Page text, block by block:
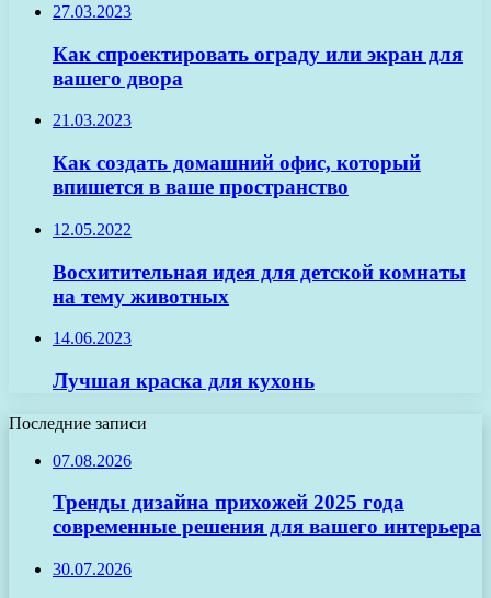
27.03.2023
Как спроектировать ограду или экран для
вашего двора
21.03.2023
Как создать домашний офис, который
впишется в ваше пространство
12.05.2022
Восхитительная идея для детской комнаты
на тему животных
14.06.2023
Лучшая краска для кухонь
Последние записи
07.08.2026
Тренды дизайна прихожей 2025 года
современные решения для вашего интерьера
30.07.2026